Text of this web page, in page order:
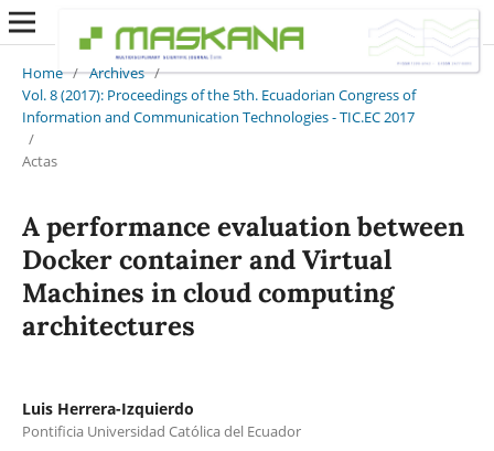
Home / Archives /
Vol. 8 (2017): Proceedings of the 5th. Ecuadorian Congress of
Information and Communication Technologies - TIC.EC 2017
/
Actas
A performance evaluation between
Docker container and Virtual
Machines in cloud computing
architectures
Luis Herrera-Izquierdo
Pontificia Universidad Católica del Ecuador